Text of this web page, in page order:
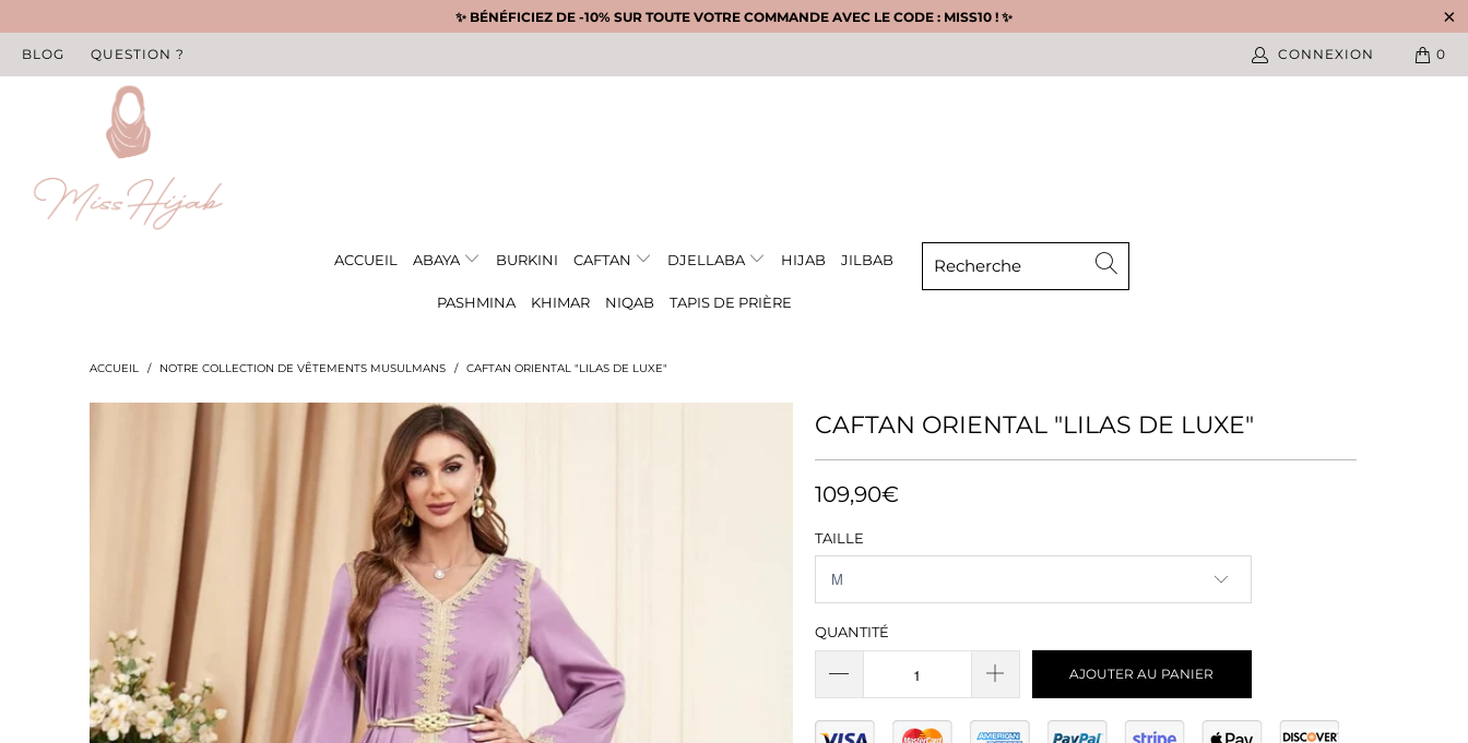
✨ BÉNÉFICIEZ DE -10% SUR TOUTE VOTRE COMMANDE AVEC LE CODE : MISS10 ! ✨
BLOG QUESTION ? 0
CONNEXION
ACCUEIL ABAYA BURKINI CAFTAN DJELLABA HIJAB JILBAB
PASHMINA KHIMAR NIQAB TAPIS DE PRIÈRE
ACCUEIL / NOTRE COLLECTION DE VÊTEMENTS MUSULMANS / CAFTAN ORIENTAL "LILAS DE LUXE"
CAFTAN ORIENTAL "LILAS DE LUXE"
109,90€
TAILLE
QUANTITÉ
AJOUTER AU PANIER